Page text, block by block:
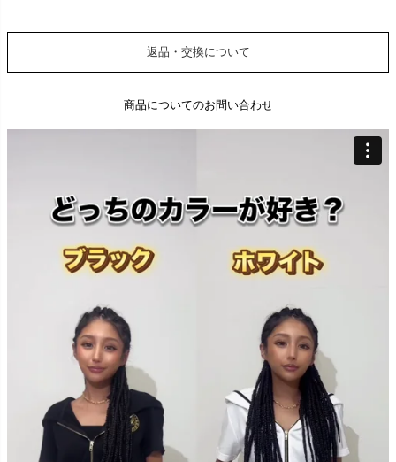
返品・交換について
商品についてのお問い合わせ